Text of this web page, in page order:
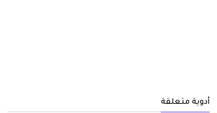
أدوية متعلقة